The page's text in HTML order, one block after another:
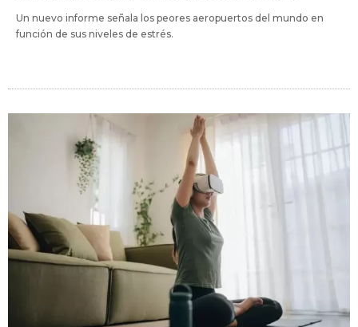
Un nuevo informe señala los peores aeropuertos del mundo en
función de sus niveles de estrés.